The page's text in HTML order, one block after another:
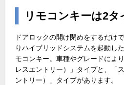
リモコンキーは2タ
ドアロックの開け閉めをするだけ
りハイブリッドシステムを起動し
モコンキー。車種やグレードによ
レスエントリー）」タイプと、「
ントリー）」タイプがあります。